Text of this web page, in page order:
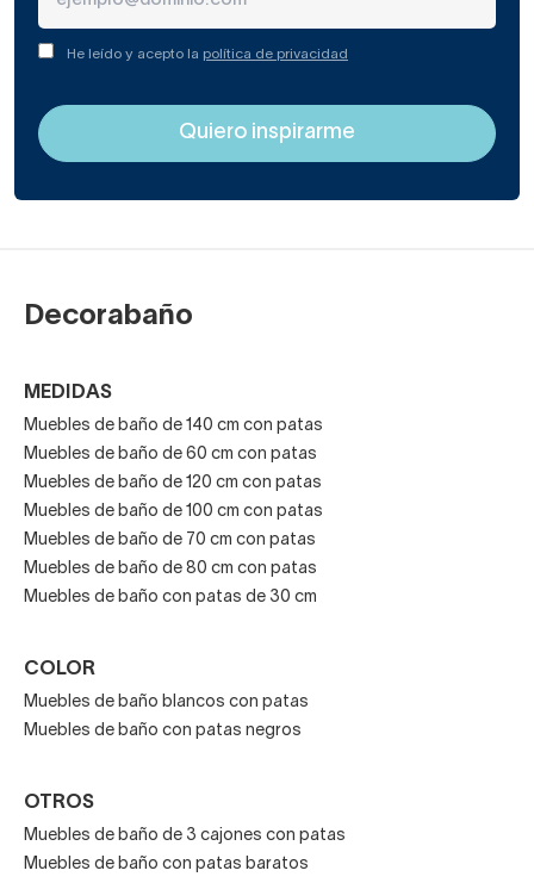
He leído y acepto la política de privacidad
Decorabaño
MEDIDAS
Muebles de baño de 140 cm con patas
Muebles de baño de 60 cm con patas
Muebles de baño de 120 cm con patas
Muebles de baño de 100 cm con patas
Muebles de baño de 70 cm con patas
Muebles de baño de 80 cm con patas
Muebles de baño con patas de 30 cm
COLOR
Muebles de baño blancos con patas
Muebles de baño con patas negros
OTROS
Muebles de baño de 3 cajones con patas
Muebles de baño con patas baratos